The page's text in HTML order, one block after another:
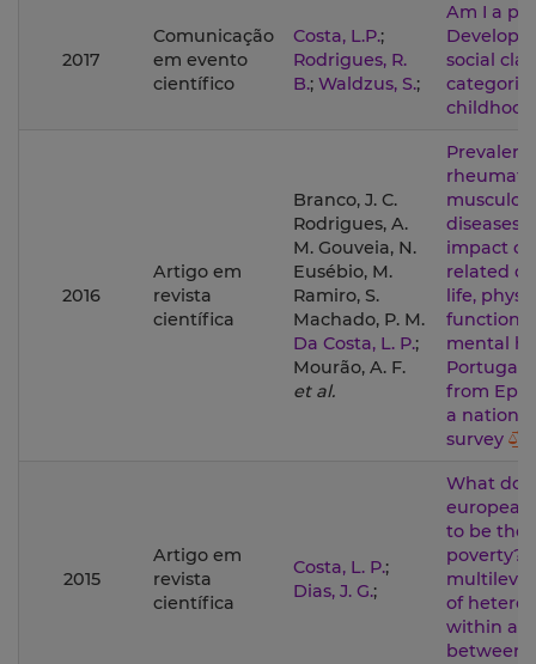
2017
Comunicação
em evento
científico
Costa, L.P.;
Rodrigues, R.
B.; Waldzus, S.;
Am I a
social
2016
Artigo em
revista
científica
Branco, J. C.
Rodrigues, A.
M. Gouveia, N.
Eusébio, M.
Ramiro, S.
Machado, P. M.
Da Costa, L. P.;
Mourão, A. F.
et al.
diseases
impact
related
life,
function
mental
Portugal:
from
a
survey
2015
Artigo em
revista
científica
Costa, L. P.;
Dias, J. G.;
What do
to be the
poverty?
multilevel
of
within
between